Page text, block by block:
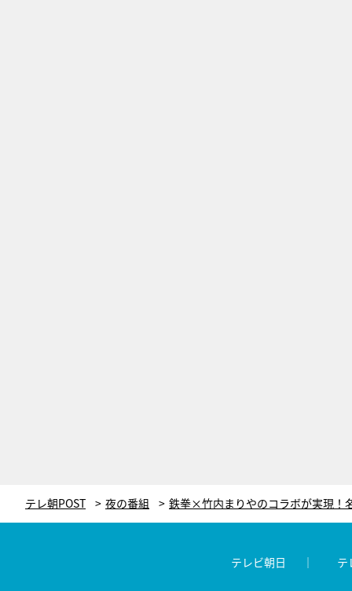
テレ朝POST 夜の番組
テレビ朝日 テ